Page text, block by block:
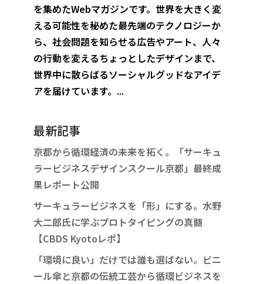
を集めたWebマガジンです。世界を大きく変
える可能性を秘めた最先端のテクノロジーか
ら、社会問題を知らせる広告やアート、人々
の行動を変えるちょっとしたデザインまで、
世界中に散らばるソーシャルグッドなアイデ
アを届けています。...
最新記事
京都から循環経済の未来を拓く。「サーキュ
ラービジネスデザインスクール京都」最終成
果レポート公開
サーキュラービジネスを「形」にする。水野
大二郎氏に学ぶプロトタイピングの真髄
【CBDS Kyotoレポ】
「環境に良い」だけでは誰も選ばない。ビニ
ール傘と京都の伝統工芸から循環ビジネスを